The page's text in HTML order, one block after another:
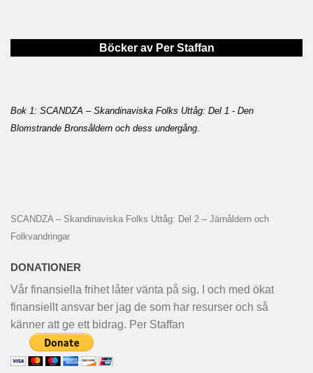
Böcker av Per Staffan
Bok 1: SCANDZA – Skandinaviska Folks Uttåg: Del 1 - Den
Blomstrande Bronsåldern och dess undergång
SCANDZA – Skandinaviska Folks Uttåg: Del 2 – Järnåldern och
Folkvandringar
DONATIONER
Vår finansiella frihet låter vänta på sig. I och med ökat
finansiellt ansvar ber jag de som har resurser och så
känner att ge ett bidrag. Per Staffan